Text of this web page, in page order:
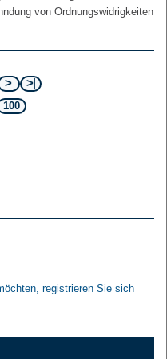
von Ordnungswidrigkeiten
100
registrieren Sie sich